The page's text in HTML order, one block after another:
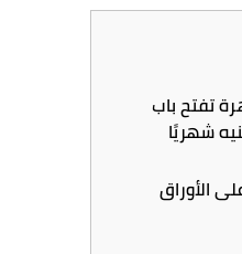
تفتح باب
تعرف على الأوراق